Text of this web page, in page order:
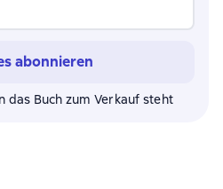
abonnieren
das Buch zum Verkauf steht